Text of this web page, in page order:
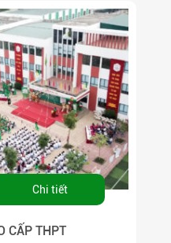
Chi tiết
CẤP THPT